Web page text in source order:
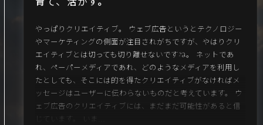
やっぱりクリエイティブ。 ウェブ広告というとテクノロジー
やマーケティングの側面が注目されがちですが、やはりクリ
エイティブとは切っても切り離せないですね。 ネットであ
れ、ペーパーメディアであれ、どのようなメディアを利用し
たとしても、そこには的を得たクリエイティブがなければメ
ッセージはユーザーに伝わらないものだと考えています。 ウ
ェブ広告のクリエイティブには、まだまだ可能性があると信
じています。 いま...